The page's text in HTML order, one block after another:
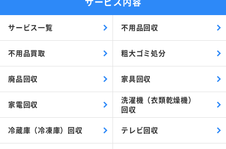
サービス一覧 不用品回収
不用品買取 粗大ゴミ処分
廃品回収 家具回収
家電回収
洗濯機（衣類乾燥機）
回収
冷蔵庫（冷凍庫）回収 テレビ回収